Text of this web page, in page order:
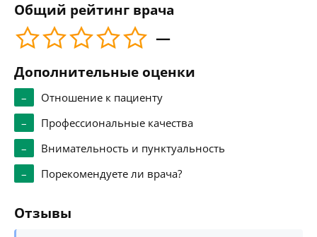
Общий рейтинг врача
—
Дополнительные оценки
–
Отношение к пациенту
–
Профессиональные качества
–
Внимательность и пунктуальность
–
Порекомендуете ли врача?
Отзывы